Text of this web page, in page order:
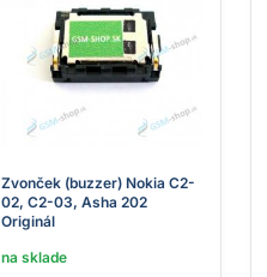
Zvonček (buzzer) Nokia C2-
02, C2-03, Asha 202
Originál
na sklade